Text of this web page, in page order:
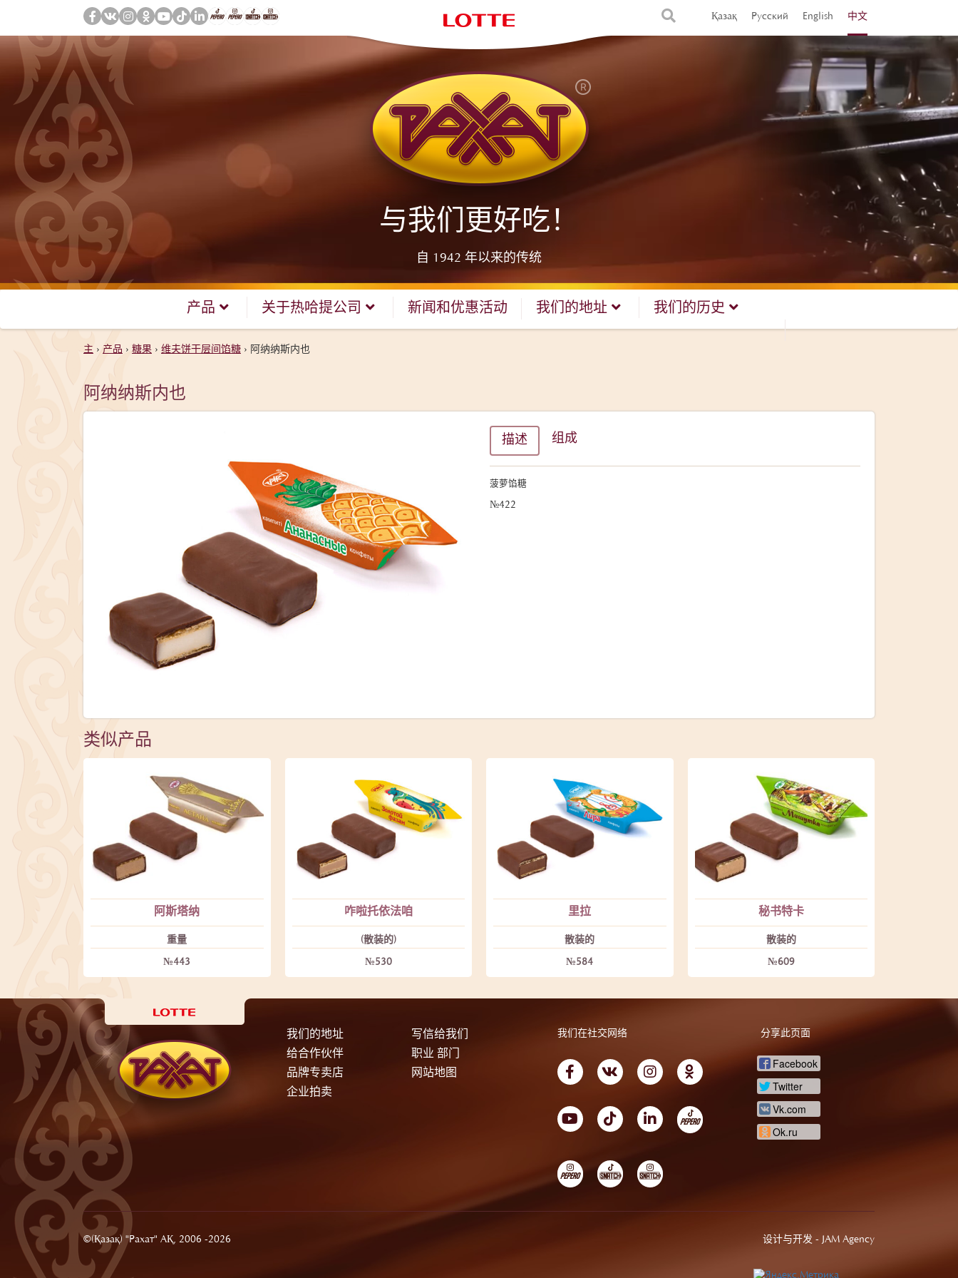
Қазақ Русский English 中文
与我们更好吃！
自 1942 年以来的传统
产品 关于热哈提公司 新闻和优惠活动 我们的地址 我们的历史
主 › 产品 › 糖果 › 维夫饼干层间馅糖 › 阿纳纳斯内也
阿纳纳斯内也
描述 组成
菠萝馅糖
№422
类似产品
阿斯塔纳
重量
№443
咋啦托依法咱
(散装的)
№530
里拉
散装的
№584
秘书特卡
散装的
№609
我们的地址
写信给我们
给合作伙伴
职业 部门
品牌专卖店
网站地图
企业拍卖
我们在社交网络 分享此页面
Facebook
Twitter
Vk.com
Ok.ru
©(Қазақ) "Рахат" АҚ, 2006 -2026 设计与开发 - JAM Agency